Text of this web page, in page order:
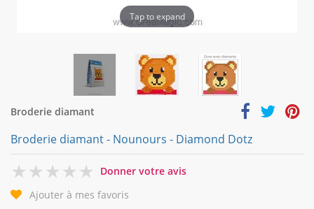
Tap to expand
Broderie diamant
Broderie diamant - Nounours - Diamond Dotz
0
Donner votre avis
Ajouter à mes favoris